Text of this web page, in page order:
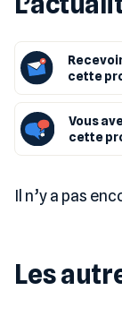
cette
Vous
cette
Il n’y a pas
Les